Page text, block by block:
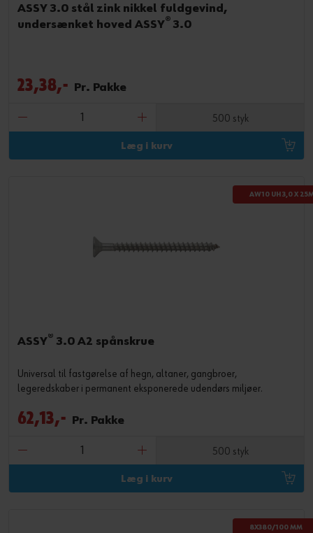
ASSY 3.0 stål zink nikkel fuldgevind,
undersænket hoved ASSY® 3.0
23,38,- Pr. Pakke
500 styk
Læg i kurv
AW10 UH 3,0 X
ASSY® 3.0 A2 spånskrue
Universal til fastgørelse af hegn, altaner, gangbroer,
legeredskaber i permanent eksponerede udendørs miljøer.
62,13,- Pr. Pakke
500 styk
Læg i kurv
8X380/100 MM